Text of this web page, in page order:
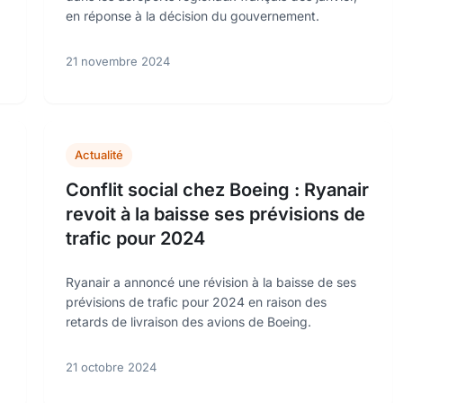
en réponse à la décision du gouvernement.
21 novembre 2024
Actualité
Conflit social chez Boeing : Ryanair
revoit à la baisse ses prévisions de
trafic pour 2024
Ryanair a annoncé une révision à la baisse de ses
prévisions de trafic pour 2024 en raison des
retards de livraison des avions de Boeing.
21 octobre 2024